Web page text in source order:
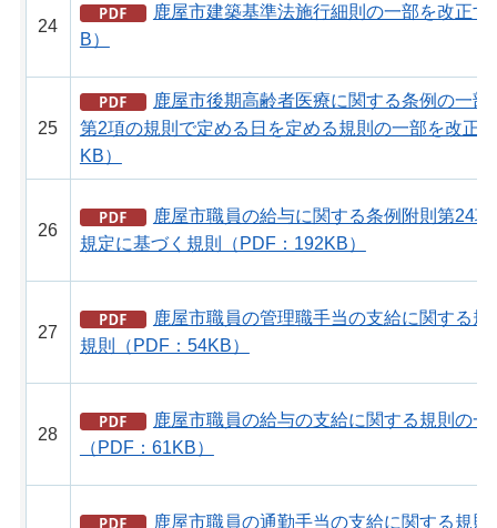
24
鹿屋市建築基準法施行細則の一部を改正
B）
25
鹿屋市後期高齢者医療に関する条例の一
第2項の規則で定める日を定める規則の一部を改正
KB）
26
鹿屋市職員の給与に関する条例附則第24
規定に基づく規則（PDF：192KB）
27
鹿屋市職員の管理職手当の支給に関する
規則（PDF：54KB）
28
鹿屋市職員の給与の支給に関する規則の
（PDF：61KB）
鹿屋市職員の通勤手当の支給に関する規